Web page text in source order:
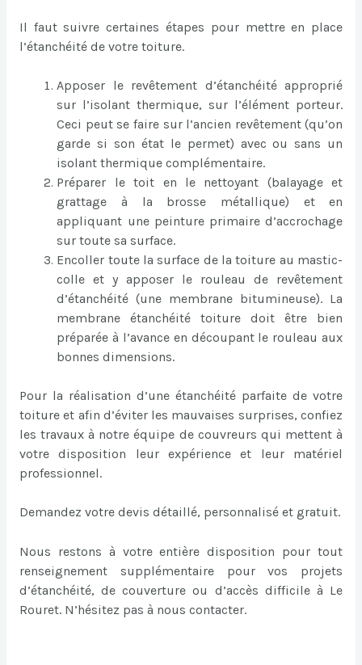
Il faut suivre certaines étapes pour mettre en place
l’étanchéité de votre toiture.
Apposer le revêtement d’étanchéité approprié
sur l’isolant thermique, sur l’élément porteur.
Ceci peut se faire sur l’ancien revêtement (qu’on
garde si son état le permet) avec ou sans un
isolant thermique complémentaire.
Préparer le toit en le nettoyant (balayage et
grattage à la brosse métallique) et en
appliquant une peinture primaire d’accrochage
sur toute sa surface.
Encoller toute la surface de la toiture au mastic-
colle et y apposer le rouleau de revêtement
d’étanchéité (une membrane bitumineuse). La
membrane étanchéité toiture doit être bien
préparée à l’avance en découpant le rouleau aux
bonnes dimensions.
Pour la réalisation d’une étanchéité parfaite de votre
toiture et afin d’éviter les mauvaises surprises, confiez
les travaux à notre équipe de couvreurs qui mettent à
votre disposition leur expérience et leur matériel
professionnel.
Demandez votre devis détaillé, personnalisé et gratuit.
Nous restons à votre entière disposition pour tout
renseignement supplémentaire pour vos projets
d’étanchéité, de couverture ou d’accès difficile à Le
Rouret. N’hésitez pas à nous contacter.